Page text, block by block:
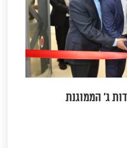
ג' הממוגנת